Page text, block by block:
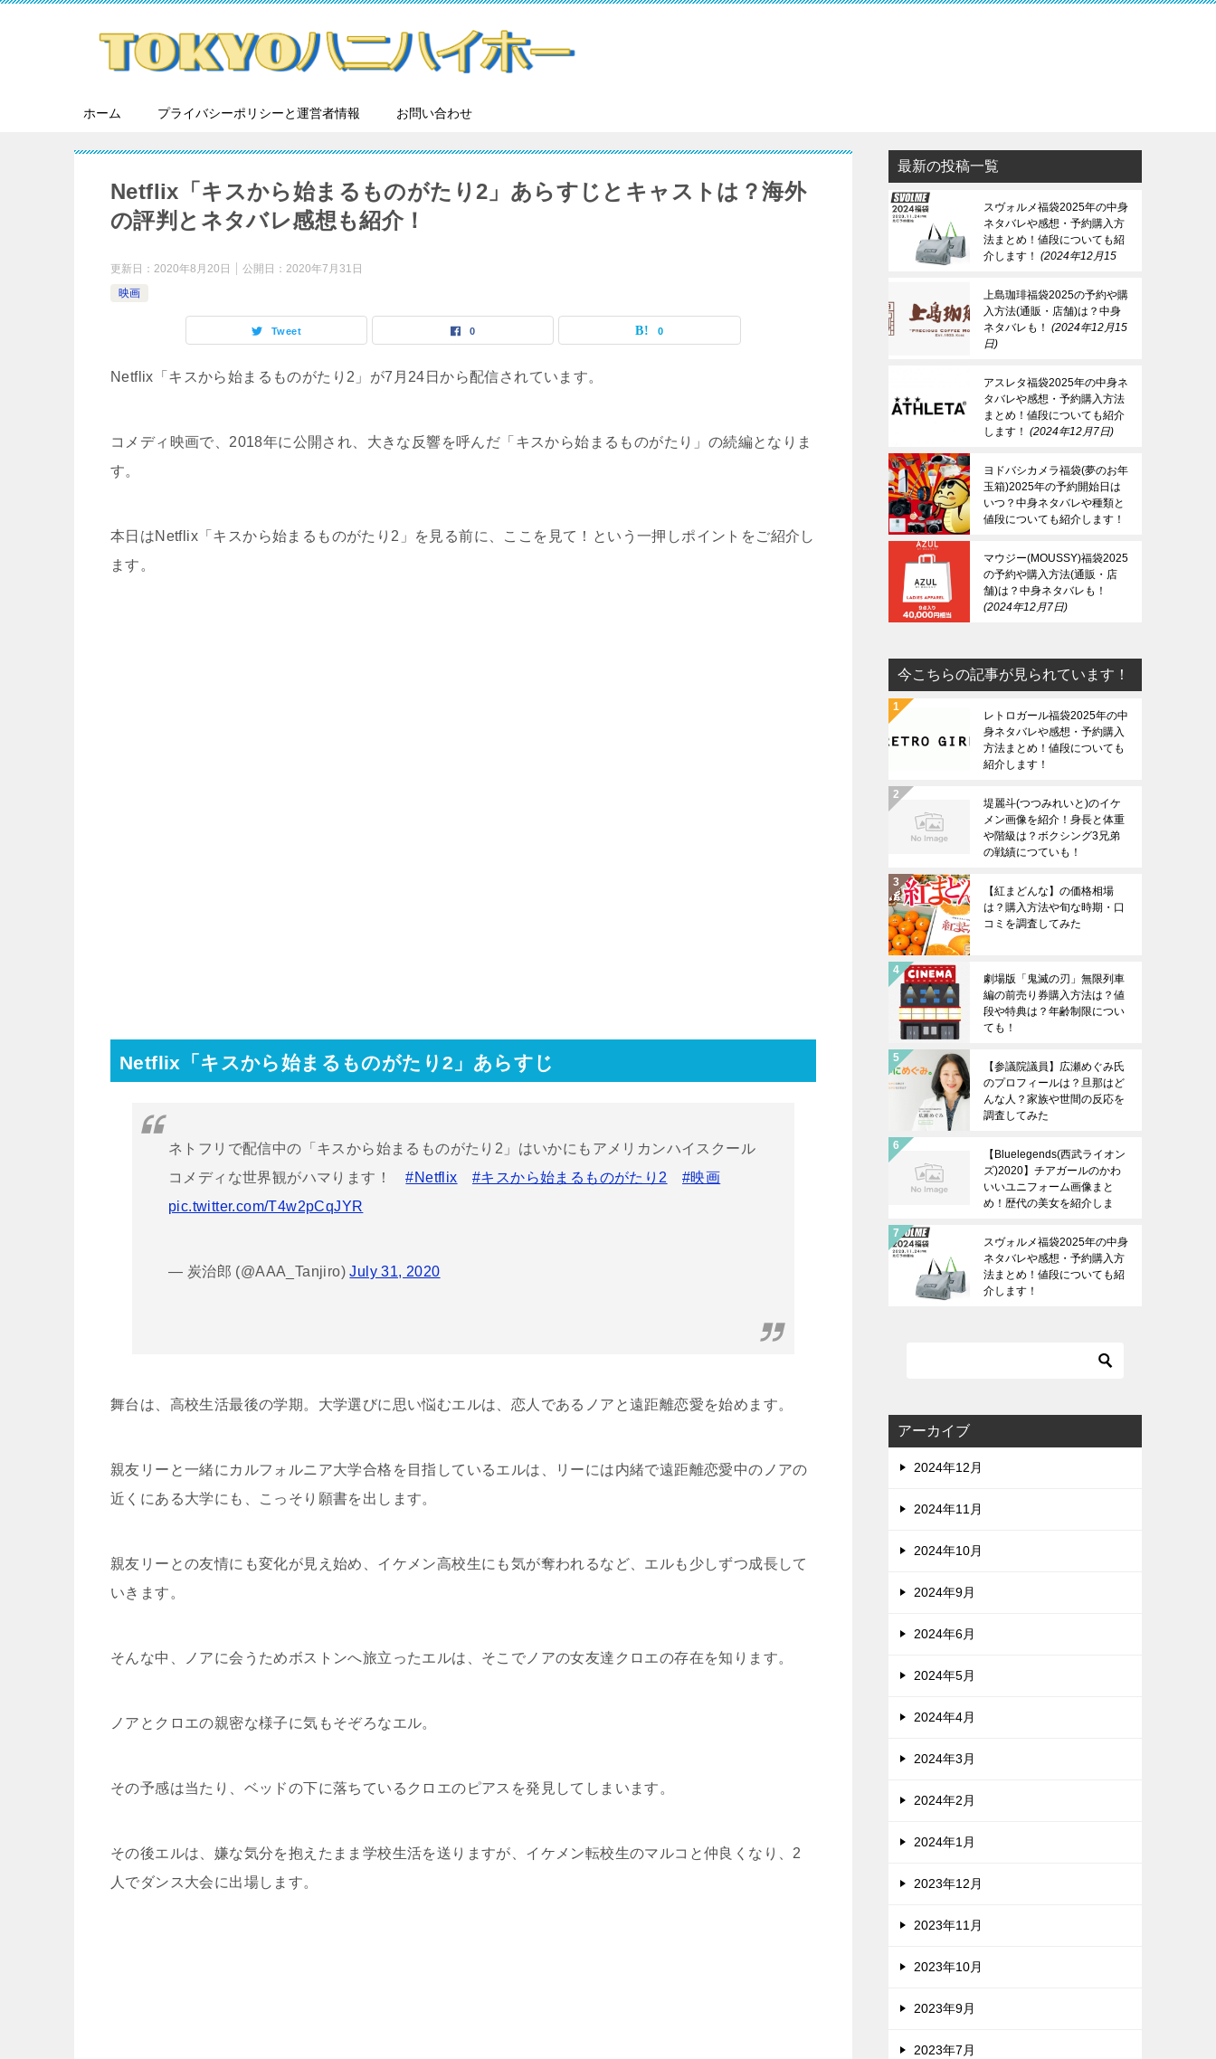
ホーム プライバシーポリシーと運営者情報 お問い合わせ
Netflix「キスから始まるものがたり2」あらすじとキャストは？海外
の評判とネタバレ感想も紹介！
更新日： 2020年8月20日 公開日： 2020年7月31日
映画
Tweet 0 0
Netflix「キスから始まるものがたり2」が7月24日から配信されています。
コメディ映画で、2018年に公開され、大きな反響を呼んだ「キスから始まるものがたり」の続編となりま
す。
本日はNetflix「キスから始まるものがたり2」を見る前に、ここを見て！という一押しポイントをご紹介し
ます。
Netflix「キスから始まるものがたり2」あらすじ
ネトフリで配信中の「キスから始まるものがたり2」はいかにもアメリカンハイスクール
コメディな世界観がハマります！#Netflix #キスから始まるものがたり2
#映画
pic.twitter.com/T4w2pCqJYR
— 炭治郎 (@AAA_Tanjiro)July 31, 2020
舞台は、高校生活最後の学期。大学選びに思い悩むエルは、恋人であるノアと遠距離恋愛を始めます。
親友リーと一緒にカルフォルニア大学合格を目指しているエルは、リーには内緒で遠距離恋愛中のノアの
近くにある大学にも、こっそり願書を出します。
親友リーとの友情にも変化が見え始め、イケメン高校生にも気が奪われるなど、エルも少しずつ成長して
いきます。
そんな中、ノアに会うためボストンへ旅立ったエルは、そこでノアの女友達クロエの存在を知ります。
ノアとクロエの親密な様子に気もそぞろなエル。
その予感は当たり、ベッドの下に落ちているクロエのピアスを発見してしまいます。
その後エルは、嫌な気分を抱えたまま学校生活を送りますが、イケメン転校生のマルコと仲良くなり、2
人でダンス大会に出場します。
最新の投稿一覧
スヴォルメ福袋2025年の中身
ネタバレや感想・予約購入方
法まとめ！値段についても紹
介します！
2024年12月15
上島珈琲福袋2025の予約や購
入方法(通販・店舗)は？中身
ネタバレも！
2024年12月15
日
アスレタ福袋2025年の中身ネ
タバレや感想・予約購入方法
まとめ！値段についても紹介
します！
2024年12月7日
ヨドバシカメラ福袋(夢のお年
玉箱)2025年の予約開始日は
いつ？中身ネタバレや種類と
値段についても紹介します！
マウジー(MOUSSY)福袋2025
の予約や購入方法(通販・店
舗)は？中身ネタバレも！
2024年12月7日
今こちらの記事が見られています！
レトロガール福袋2025年の中
身ネタバレや感想・予約購入
方法まとめ！値段についても
紹介します！
堤麗斗(つつみれいと)のイケ
メン画像を紹介！身長と体重
や階級は？ボクシング3兄弟
の戦績につていも！
【紅まどんな】の価格相場
は？購入方法や旬な時期・口
コミを調査してみた
劇場版「鬼滅の刃」無限列車
編の前売り券購入方法は？値
段や特典は？年齢制限につい
ても！
【参議院議員】広瀬めぐみ氏
のプロフィールは？旦那はど
んな人？家族や世間の反応を
調査してみた
【Bluelegends(西武ライオン
ズ)2020】チアガールのかわ
いいユニフォーム画像まと
め！歴代の美女を紹介しま
スヴォルメ福袋2025年の中身
ネタバレや感想・予約購入方
法まとめ！値段についても紹
介します！
アーカイブ
2024年12月
2024年11月
2024年10月
2024年9月
2024年6月
2024年5月
2024年4月
2024年3月
2024年2月
2024年1月
2023年12月
2023年11月
2023年10月
2023年9月
2023年7月